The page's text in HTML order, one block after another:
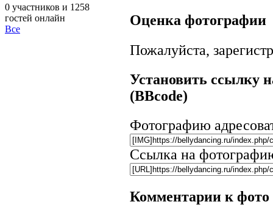
Оценка фотографии
Пожалуйста,
Установить ссылку
(BBcode)
Фотографию
Ссылка на
Комментарии к фото
0 участников и 1258
гостей онлайн
Все